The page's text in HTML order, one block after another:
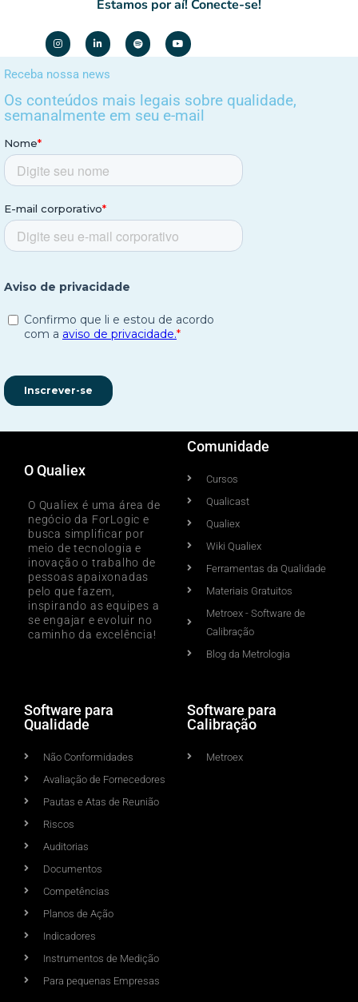
Estamos por aí! Conecte-se!
Receba nossa news
Os conteúdos mais legais sobre qualidade,
semanalmente em seu e-mail
O Qualiex
O Qualiex é uma área de
negócio da ForLogic e
busca simplificar por
meio de tecnologia e
inovação o trabalho de
pessoas apaixonadas
pelo que fazem,
inspirando as equipes a
se engajar e evoluir no
caminho da excelência!
Comunidade
Cursos
Qualicast
Qualiex
Wiki Qualiex
Ferramentas da Qualidade
Materiais Gratuitos
Metroex - Software de
Calibração
Blog da Metrologia
Software para
Qualidade
Não Conformidades
Avaliação de Fornecedores
Pautas e Atas de Reunião
Riscos
Auditorias
Documentos
Competências
Planos de Ação
Indicadores
Instrumentos de Medição
Para pequenas Empresas
Software para
Calibração
Metroex